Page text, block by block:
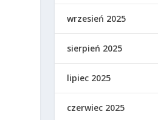
wrzesień 2025
sierpień 2025
lipiec 2025
czerwiec 2025